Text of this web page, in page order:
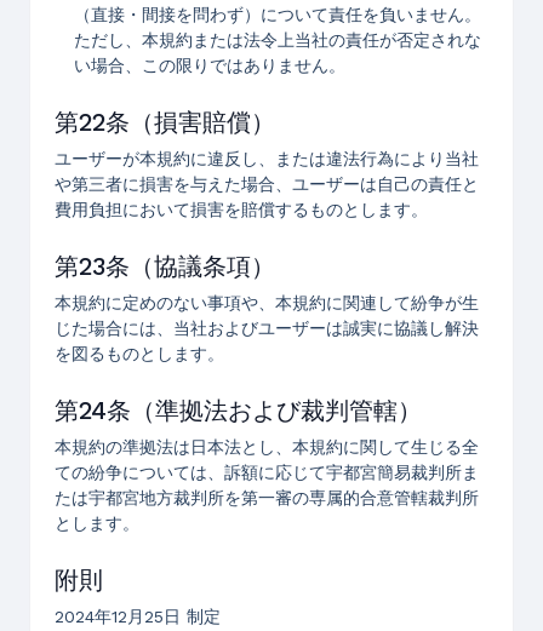
（直接・間接を問わず）について責任を負いません。
ただし、本規約または法令上当社の責任が否定されな
い場合、この限りではありません。
第22条（損害賠償）
ユーザーが本規約に違反し、または違法行為により当社
や第三者に損害を与えた場合、ユーザーは自己の責任と
費用負担において損害を賠償するものとします。
第23条（協議条項）
本規約に定めのない事項や、本規約に関連して紛争が生
じた場合には、当社およびユーザーは誠実に協議し解決
を図るものとします。
第24条（準拠法および裁判管轄）
本規約の準拠法は日本法とし、本規約に関して生じる全
ての紛争については、訴額に応じて宇都宮簡易裁判所ま
たは宇都宮地方裁判所を第一審の専属的合意管轄裁判所
とします。
附則
2024年12月25日 制定